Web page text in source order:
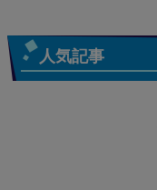
人気記事